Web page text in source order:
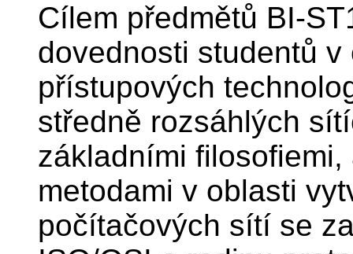
Cílem předmětů BI-
dovednosti studentů
přístupových
středně rozsáhlých
základními
metodami v oblasti
počítačových sítí se